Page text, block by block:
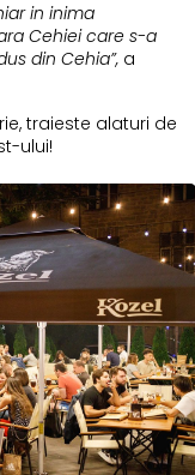
in inima
Cehiei care s-a
din Cehia”, a
traieste alaturi de
ului!